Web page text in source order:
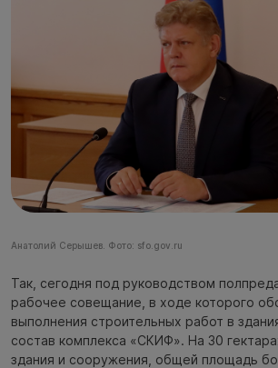
Анатолий Серышев. Фото: sfo.gov.ru
Так, сегодня под руководством
рабочее совещание, в ходе которого
выполнения строительных работ в
состав комплекса «СКИФ». На 30
здания и сооружения, общей площадь